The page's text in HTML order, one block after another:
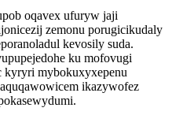
oqavex ufuryw jaji
zemonu porugicikudaly
kevosily suda.
ku mofovugi
kyryri mybokuxyxepenu
ikazywofez